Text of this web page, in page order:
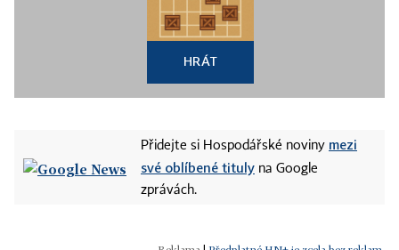
HRÁT
Přidejte si Hospodářské noviny mezi
své oblíbené tituly na Google
zprávách.